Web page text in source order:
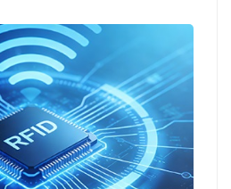
Português
Nederland
عربي
日语